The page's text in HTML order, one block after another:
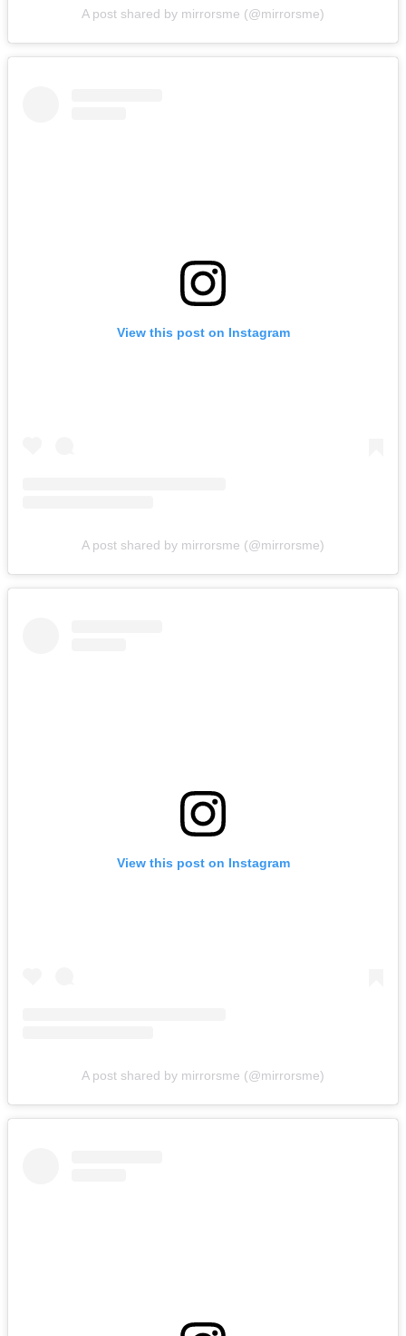
A post shared by mirrorsme (@mirrorsme)
View this post on Instagram
A post shared by mirrorsme (@mirrorsme)
View this post on Instagram
A post shared by mirrorsme (@mirrorsme)